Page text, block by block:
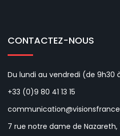
CONTACTEZ-NOUS
Du lundi au vendredi (de 9h30
+33 (0)9 80 41 13 15
7 rue notre dame de Nazareth,